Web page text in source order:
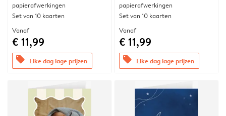
papierafwerkingen
Set van 10 kaarten
Vanaf
€ 11,99
offers Elke dag lage prijzen
papierafwerkingen
Set van 10 kaarten
Vanaf
€ 11,99
offers Elke dag lage prijzen